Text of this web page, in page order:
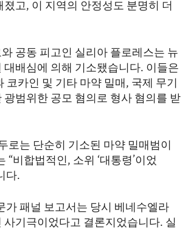
고, 이 지역의 안정성도 분명히 더
공동 피고인 실리아 플로레스는 뉴
대배심에 의해 기소됐습니다. 이들은
코카인 및 기타 마약 밀매, 국제 무기
광범위한 공모 혐의로 형사 혐의를 받
로는 단순히 기소된 마약 밀매범이
“비합법적인, 소위 ‘대통령’이었
다.
가 패널 보고서는 당시 베네수엘라
사기극이었다고 결론지었습니다. 실